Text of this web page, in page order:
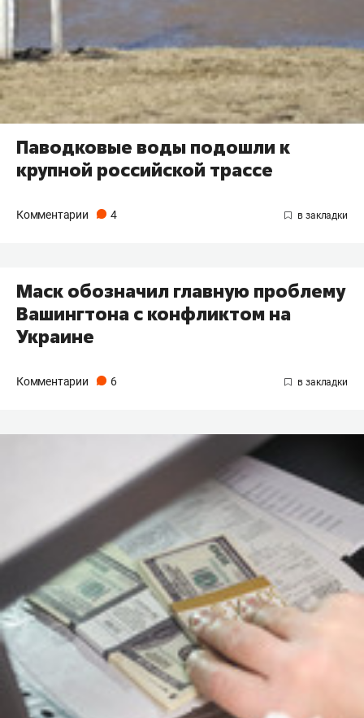
Паводковые воды подошли к
крупной российской трассе
Комментарии 4
Маск обозначил главную проблему
Вашингтона с конфликтом на
Украине
Комментарии 6